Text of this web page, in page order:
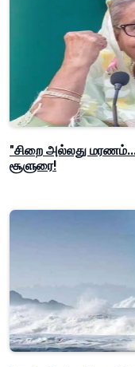
"சிறை அல்லது
சூளுரை!